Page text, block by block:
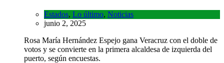
Estados, Lo último, Noticias
junio 2, 2025
Rosa María Hernández Espejo gana Veracruz con el doble de
votos y se convierte en la primera alcaldesa de izquierda del
puerto, según encuestas.